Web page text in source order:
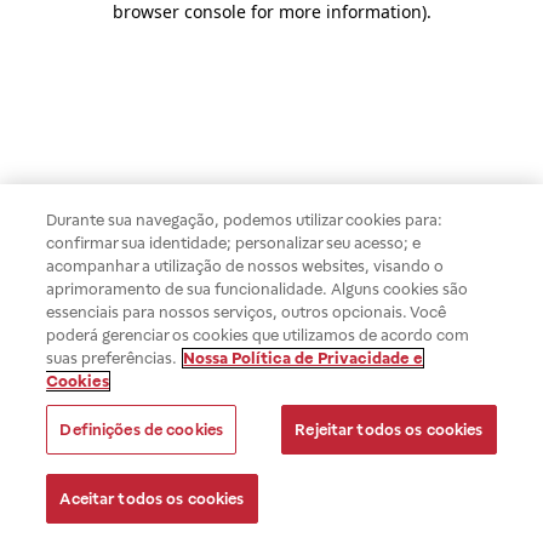
browser console for more information).
Durante sua navegação, podemos utilizar cookies para:
confirmar sua identidade; personalizar seu acesso; e
acompanhar a utilização de nossos websites, visando o
aprimoramento de sua funcionalidade. Alguns cookies são
essenciais para nossos serviços, outros opcionais. Você
poderá gerenciar os cookies que utilizamos de acordo com
suas preferências. Nossa Política de Privacidade e
Cookies
Definições de cookies Rejeitar todos os cookies
Aceitar todos os cookies